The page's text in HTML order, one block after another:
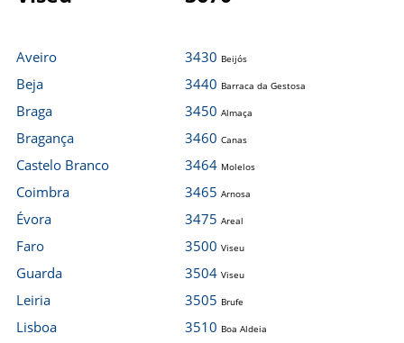
Aveiro
Beja
Braga
Bragança
Castelo Branco
Coimbra
Évora
Faro
Guarda
Leiria
Lisboa
3430 Beijós
3440 Barraca da Gestosa
3450 Almaça
3460 Canas
3464 Molelos
3465 Arnosa
3475 Areal
3500 Viseu
3504 Viseu
3505 Brufe
3510 Boa Aldeia